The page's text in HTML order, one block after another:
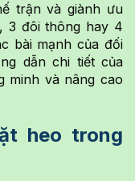
trận và giành ưu
3 đôi thông hay 4
bài mạnh của đối
dẫn chi tiết của
minh và nâng cao
heo trong